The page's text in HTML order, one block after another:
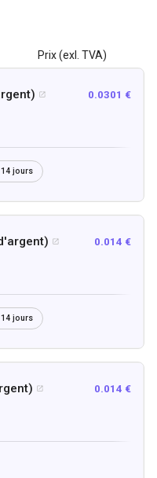
Prix (exl. TVA)
 0.0301 €
14 jours
 0.014 €
14 jours
 0.014 €